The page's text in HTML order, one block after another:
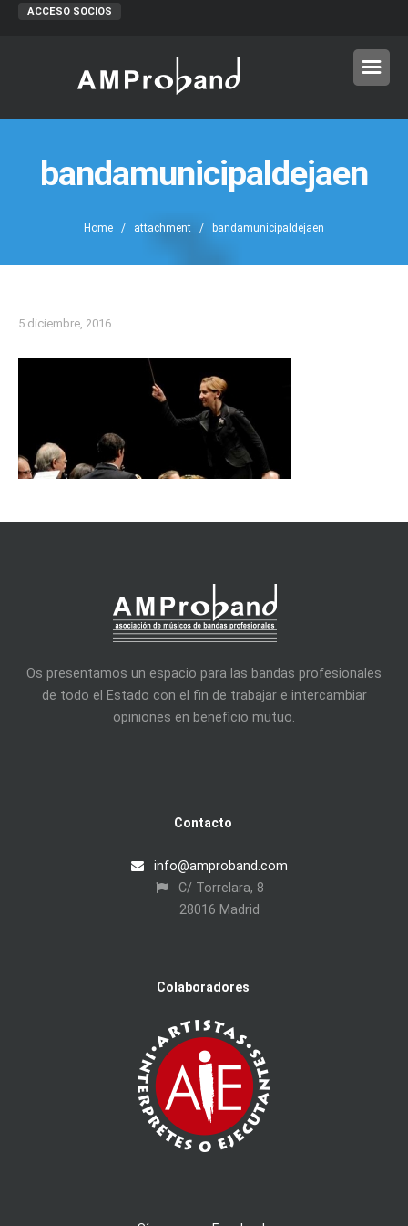
ACCESO SOCIOS
bandamunicipaldejaen
Home / attachment / bandamunicipaldejaen
5 diciembre, 2016
Os presentamos un espacio para las bandas profesionales
de todo el Estado con el fin de trabajar e intercambiar
opiniones en beneficio mutuo.
Contacto
info@amproband.com
C/ Torrelara, 8
28016 Madrid
Colaboradores